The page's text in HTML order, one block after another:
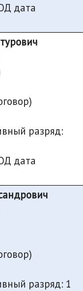
дата
разряд:
дата
разряд: 1